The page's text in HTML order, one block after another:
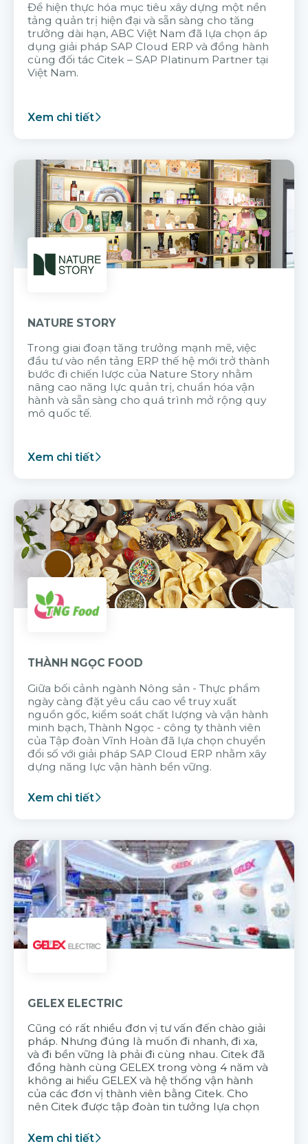
Để hiện thực hóa mục tiêu xây dựng một nền
tảng quản trị hiện đại và sẵn sàng cho tăng
trưởng dài hạn, ABC Việt Nam đã lựa chọn áp
dụng giải pháp SAP Cloud ERP và đồng hành
cùng đối tác Citek – SAP Platinum Partner tại
Việt Nam.
Xem chi tiết
NATURE STORY
Trong giai đoạn tăng trưởng mạnh mẽ, việc
đầu tư vào nền tảng ERP thế hệ mới trở thành
bước đi chiến lược của Nature Story nhằm
nâng cao năng lực quản trị, chuẩn hóa vận
hành và sẵn sàng cho quá trình mở rộng quy
mô quốc tế.
Xem chi tiết
THÀNH NGỌC FOOD
Giữa bối cảnh ngành Nông sản - Thực phẩm
ngày càng đặt yêu cầu cao về truy xuất
nguồn gốc, kiểm soát chất lượng và vận hành
minh bạch, Thành Ngọc - công ty thành viên
của Tập đoàn Vĩnh Hoàn đã lựa chọn chuyển
đổi số với giải pháp SAP Cloud ERP nhằm xây
dựng năng lực vận hành bền vững.
Xem chi tiết
GELEX ELECTRIC
Cũng có rất nhiều đơn vị tư vấn đến chào giải
pháp. Nhưng đúng là muốn đi nhanh, đi xa,
và đi bền vững là phải đi cùng nhau. Citek đã
đồng hành cùng GELEX trong vòng 4 năm và
không ai hiểu GELEX và hệ thống vận hành
của các đơn vị thành viên bằng Citek. Cho
nên Citek được tập đoàn tin tưởng lựa chọn
Xem chi tiết